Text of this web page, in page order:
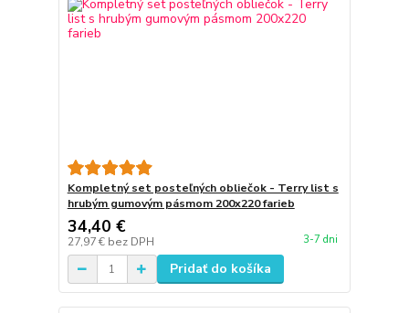
Kompletný set posteľných obliečok - Terry list s
hrubým gumovým pásmom 200x220 farieb
34,40 €
27,97 € bez DPH 3-7 dni
Pridať do košíka